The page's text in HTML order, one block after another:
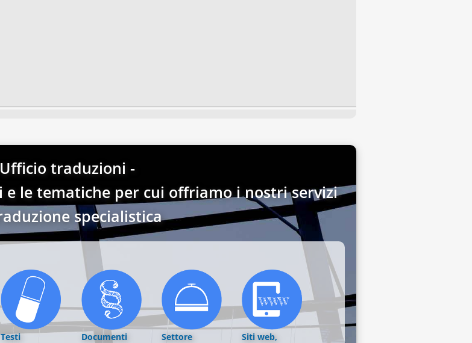
Ufficio traduzioni -
le tematiche per cui offriamo i nostri servizi
specialistica
Testi
Documenti
Settore
Siti web,